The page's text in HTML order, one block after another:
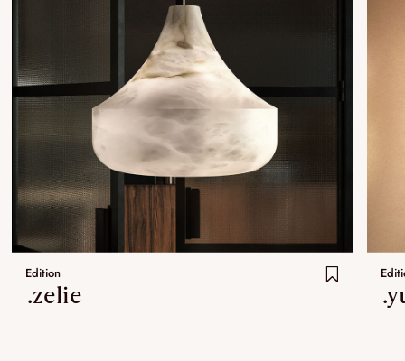
Edition
.zelie